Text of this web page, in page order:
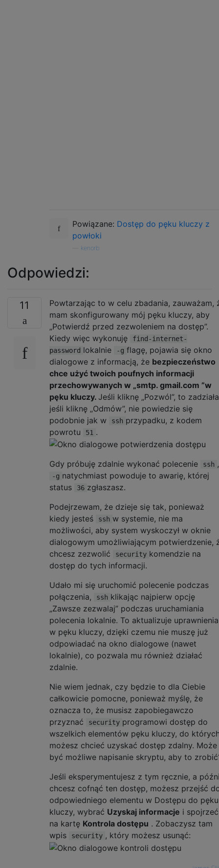
Powiązane: Dostęp do pęku kluczy z
powłoki
kenorb
Odpowiedzi:
11
Powtarzając to w celu zbadania, zauważam,
mam skonfigurowany mój pęku kluczy, aby
„Potwierdź przed zezwoleniem na dostęp”.
Kiedy więc wykonuję
find-internet-
password lokalnie -g flagę, pojawia się okno
dialogowe z informacją, że bezpieczeństwo
chce użyć twoich poufnych informacji
przechowywanych w „smtp. gmail.com ”w
pęku kluczy. Jeśli kliknę „Pozwól”, to
jeśli kliknę „Odmów”, nie powiedzie się
podobnie jak w
ssh przypadku, z kodem
powrotu
51 .
Gdy próbuję zdalnie wykonać polecenie ssh ,
-g natychmiast powoduje to awarię, której
status
36 zgłaszasz.
Podejrzewam, że dzieje się tak, ponieważ
kiedy jesteś
ssh w systemie, nie ma
możliwości, aby system wyskoczył w oknie
dialogowym umożliwiającym potwierdzenie,
chcesz zezwolić
security komendzie na
dostęp do tych informacji.
Udało mi się uruchomić polecenie podczas
połączenia,
ssh klikając najpierw opcję
„Zawsze zezwalaj” podczas uruchamiania
polecenia lokalnie. To aktualizuje uprawnienia
w pęku kluczy, dzięki czemu nie muszę już
odpowiadać na okno dialogowe (nawet
lokalnie), co pozwala mu również działać
zdalnie.
Nie wiem jednak, czy będzie to dla Ciebie
całkowicie pomocne, ponieważ myślę, że
oznacza to, że musisz zapobiegawczo
przyznać
security programowi dostęp do
wszelkich elementów pęku kluczy, do
możesz chcieć uzyskać dostęp zdalny. Może
być możliwe napisanie skryptu, aby to
Jeśli eksperymentujesz z tym ręcznie, a
chcesz cofnąć ten dostęp, możesz przejść
odpowiedniego elementu w Dostępu do pęku
kluczy, wybrać Uzyskaj informacje i spojrzeć
na kartę Kontrola dostępu . Zobaczysz tam
wpis
security , który możesz usunąć: